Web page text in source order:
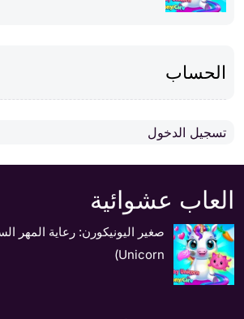
الحساب
تسجيل الدخول
العاب عشوائية
Unicorn)